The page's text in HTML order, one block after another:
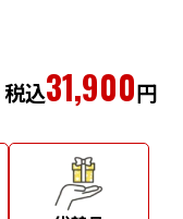
税込31,900円